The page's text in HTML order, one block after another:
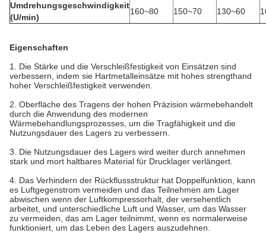
Umdrehungsgeschwindigkeit
(U/min)
160~80 150~70 130~60
Eigenschaften
1. Die Stärke und die Verschleißfestigkeit von Einsätzen sind
verbessern, indem sie Hartmetalleinsätze mit hohes strengthand
hoher Verschleißfestigkeit verwenden.
2. Oberfläche des Tragens der hohen Präzision wärmebehandelt
durch die Anwendung des modernen
Wärmebehandlungsprozesses, um die Tragfähigkeit und die
Nutzungsdauer des Lagers zu verbessern.
3. Die Nutzungsdauer des Lagers wird weiter durch annehmen
stark und mort haltbares Material für Drucklager verlängert.
4. Das Verhindern der Rückflussstruktur hat Doppelfunktion, kann
es Luftgegenstrom vermeiden und das Teilnehmen am Lager
abwischen wenn der Luftkompressorhalt, der versehentlich
arbeitet, und unterschiedliche Luft und Wasser, um das Wasser
zu vermeiden, das am Lager teilnimmt, wenn es normalerweise
funktioniert, um das Leben des Lagers auszudehnen.